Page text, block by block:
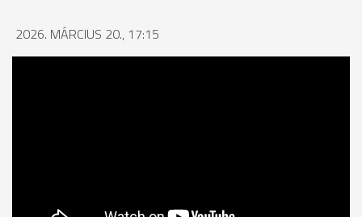
2026. MÁRCIUS 20., 17:15